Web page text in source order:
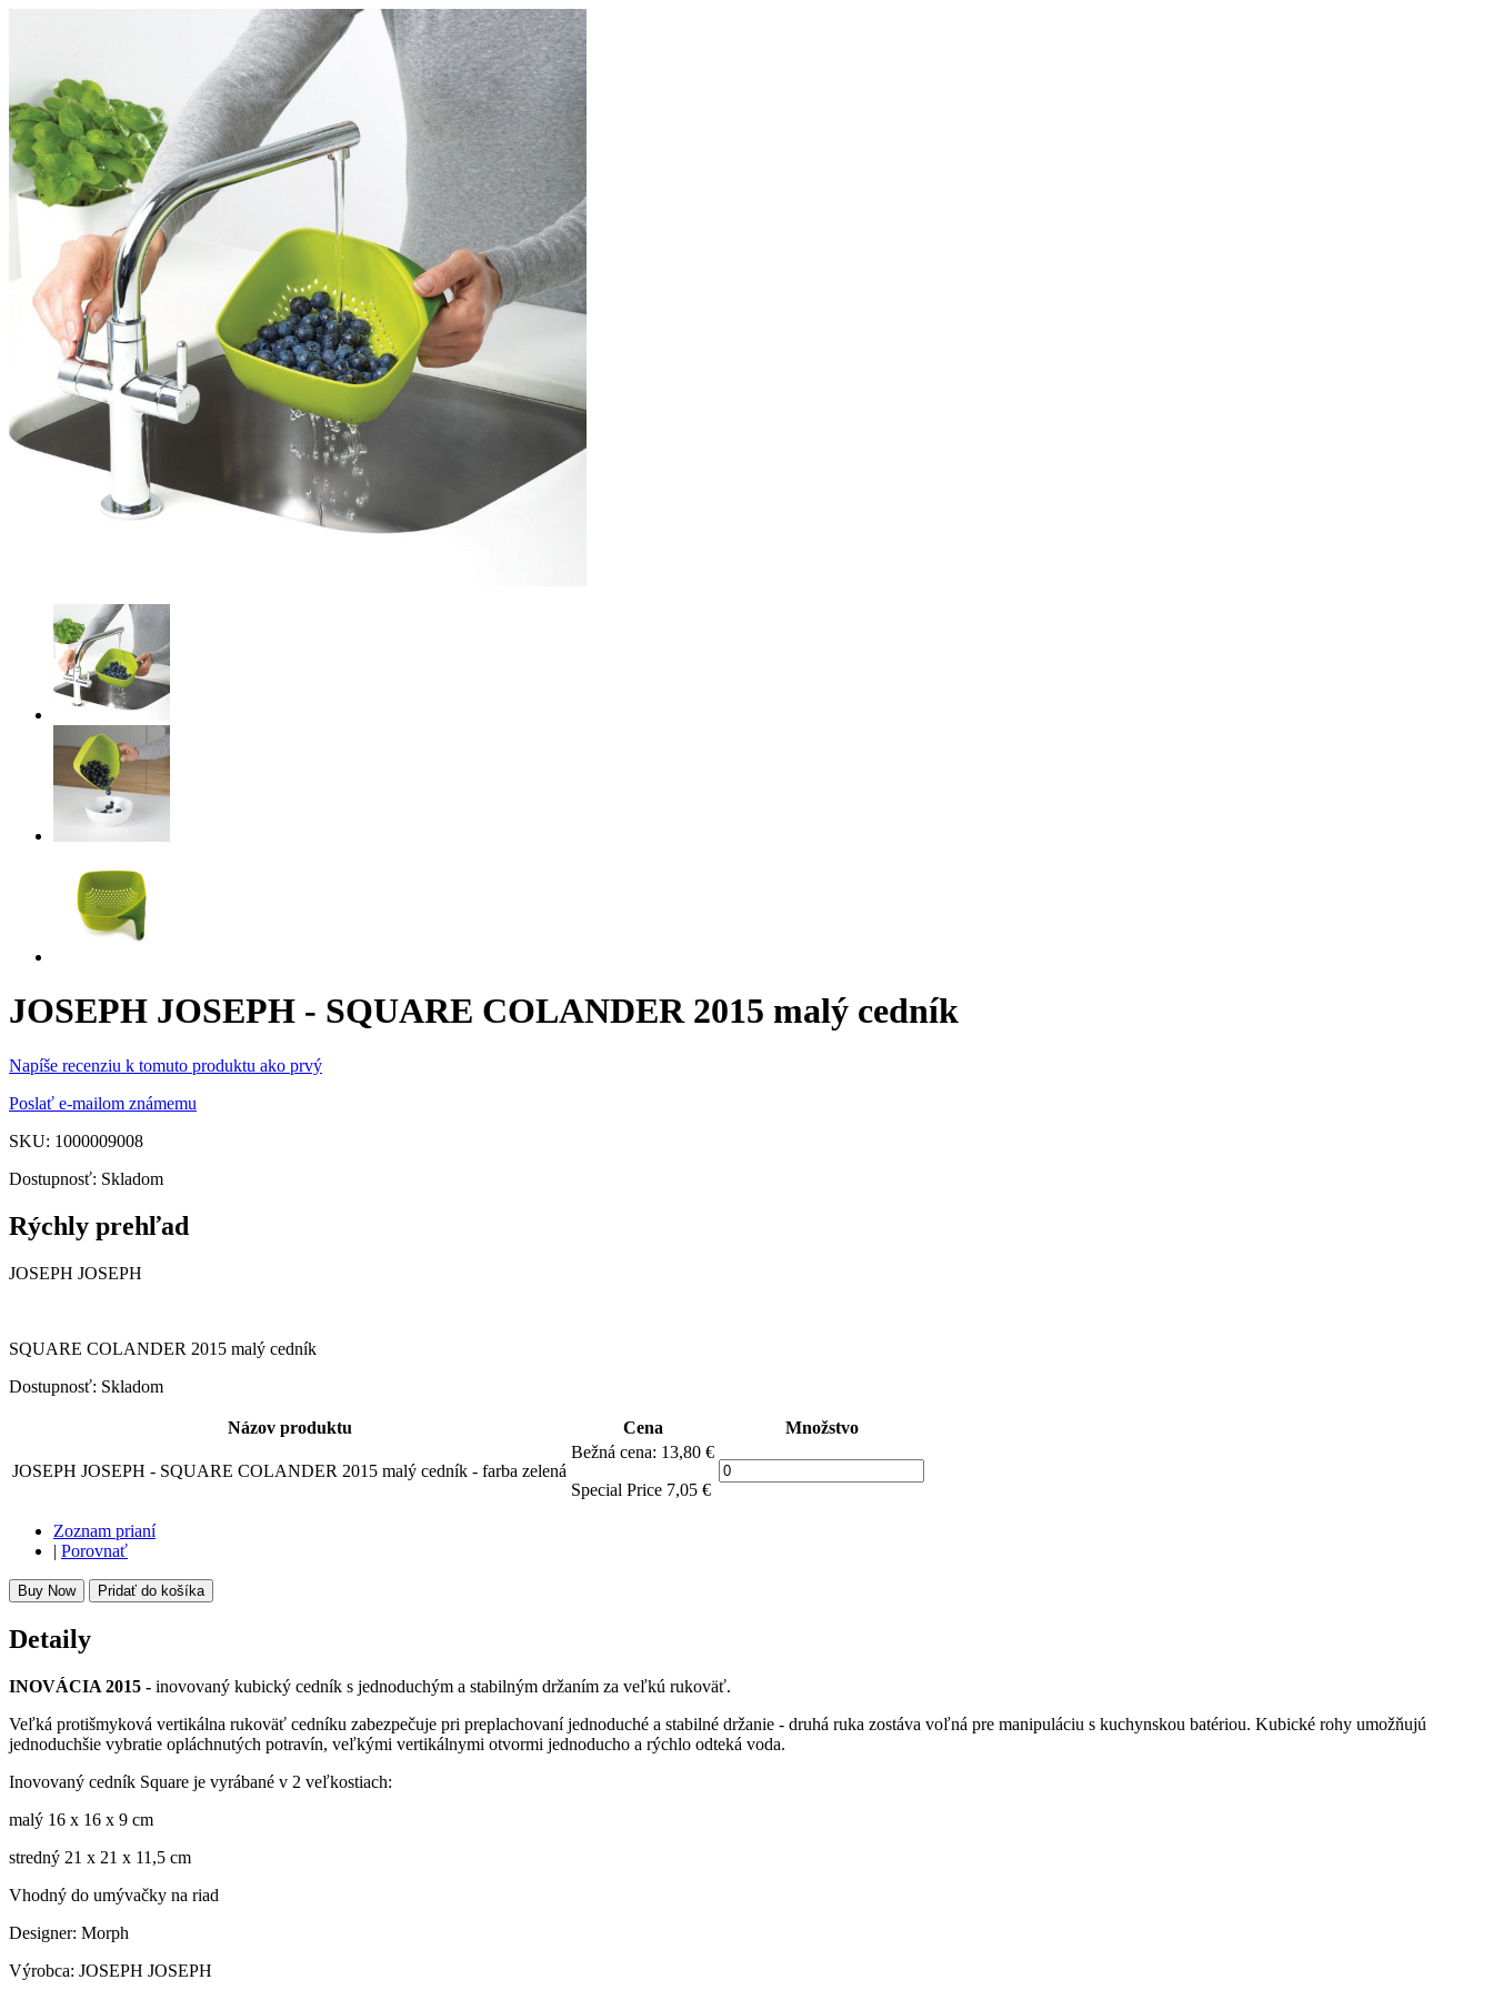
JOSEPH JOSEPH - SQUARE COLANDER 2015 malý cedník
Napíše recenziu k tomuto produktu ako prvý
Poslať e-mailom známemu
SKU: 1000009008
Dostupnosť: Skladom
Rýchly prehľad
JOSEPH JOSEPH
SQUARE COLANDER 2015 malý cedník
Dostupnosť: Skladom
Názov produktu Cena Množstvo
JOSEPH JOSEPH - SQUARE COLANDER 2015 malý cedník - farba zelená
Bežná cena: 13,80 €
Special Price 7,05 €
Zoznam prianí
| Porovnať
Buy Now Pridať do košíka
Detaily
INOVÁCIA 2015 - inovovaný kubický cedník s jednoduchým a stabilným držaním za veľkú rukoväť.
Veľká protišmyková vertikálna rukoväť cedníku zabezpečuje pri preplachovaní jednoduché a stabilné držanie - druhá ruka zostáva voľná pre manipuláciu s kuchynskou batériou. Kubické rohy umožňujú
jednoduchšie vybratie opláchnutých potravín, veľkými vertikálnymi otvormi jednoducho a rýchlo odteká voda.
Inovovaný cedník Square je vyrábané v 2 veľkostiach:
malý 16 x 16 x 9 cm
stredný 21 x 21 x 11,5 cm
Vhodný do umývačky na riad
Designer: Morph
Výrobca: JOSEPH JOSEPH